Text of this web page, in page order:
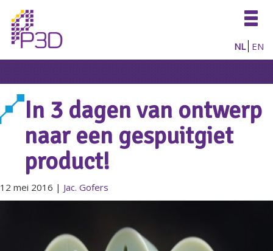
NL EN
In 3 dagen van ontwerp
naar een gespuitgiet
product!
12 mei 2016 | Jac. Gofers